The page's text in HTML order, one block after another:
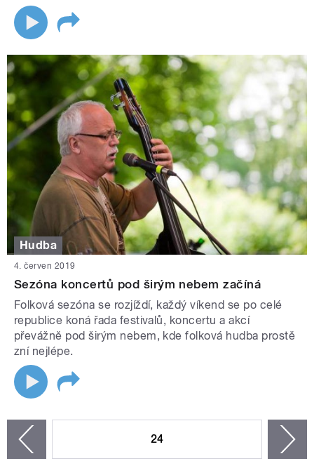
Hudba
4. červen 2019
Sezóna koncertů pod širým nebem začíná
Folková sezóna se rozjíždí, každý víkend se po celé
republice koná řada festivalů, koncertu a akcí
převážně pod širým nebem, kde folková hudba prostě
zní nejlépe.
24